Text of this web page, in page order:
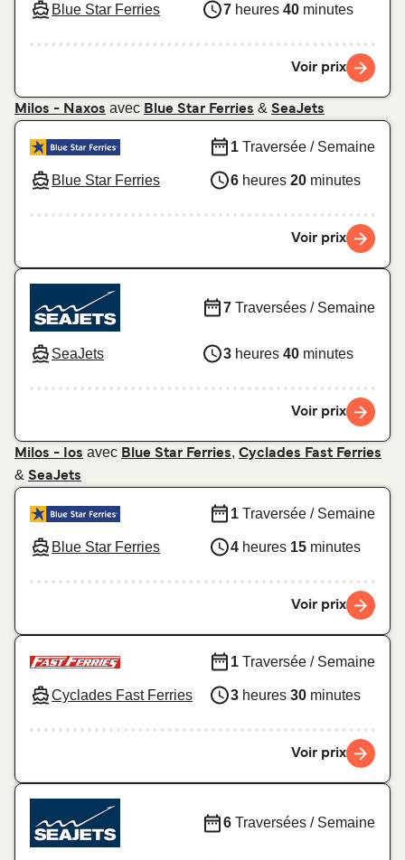
Blue Star Ferries 7 heures 40 minutes
Voir prix
Milos - Naxos avec Blue Star Ferries & SeaJets
Blue Star Ferries
1 Traversée / Semaine
6 heures 20 minutes
Voir prix
SeaJets
7 Traversées / Semaine
3 heures 40 minutes
Voir prix
Milos - Ios avec Blue Star Ferries, Cyclades Fast Ferries
& SeaJets
Blue Star Ferries
1 Traversée / Semaine
4 heures 15 minutes
Voir prix
Cyclades Fast Ferries
1 Traversée / Semaine
3 heures 30 minutes
Voir prix
6 Traversées / Semaine